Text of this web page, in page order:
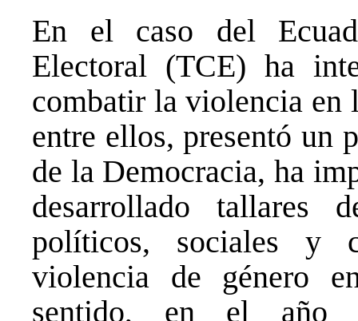
En el caso del
Electoral (TCE) ha
combatir la violencia en
entre ellos, presentó un
de la Democracia, ha
desarrollado tallares
políticos, sociales y
violencia de género
sentido, en el año